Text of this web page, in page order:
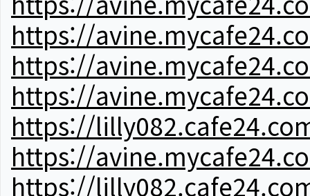
https://
https://
https://
https://
https://
https://